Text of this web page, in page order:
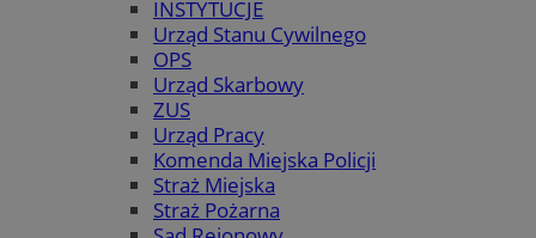
INSTYTUCJE
Urząd Stanu Cywilnego
OPS
Urząd Skarbowy
ZUS
Urząd Pracy
Komenda Miejska Policji
Straż Miejska
Straż Pożarna